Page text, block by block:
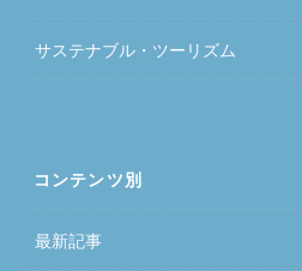
サステナブル・ツーリズム
コンテンツ別
最新記事